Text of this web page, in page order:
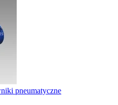
pneumatyczne